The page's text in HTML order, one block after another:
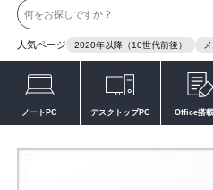
人気ページ 2020年以降（10世代前後）
ノートPC デスクトップPC Office搭